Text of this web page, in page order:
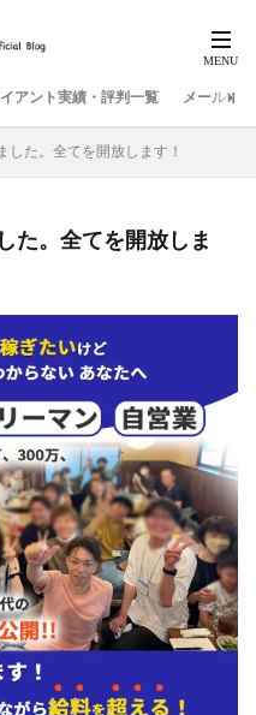
アント実績・評判一覧 メールマ
した。全てを開放します！
た。全てを開放しま